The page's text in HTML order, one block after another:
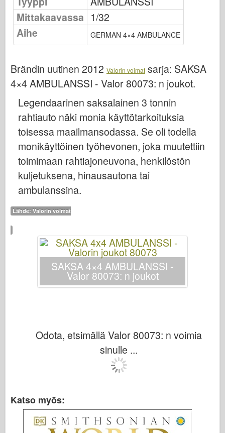
Osprey-julkaisu
Laivueen signaali
Tankpower
Waffen-Arsenal
Wydawnictwo Militaria
Maquettes
Academy
Ace Mallit
AFV-klubi
Airfix-korjaus
Ilmavoimat
Musta koira
Kyberharrastus
Dnepromodel
Valorin voimat
HobbyBoss-ylle
IBG-mallit
Mittakaavassa 1/32
Aihe
GERMAN 4×4 AMBULANCE
Brändin uutinen 2012 Valorin voimat sarja: SAKSA
4×4 AMBULANSSI - Valor 80073: n joukot.
Legendaarinen saksalainen 3 tonnin
rahtiauto näki monia käyttötarkoituksia
toisessa maailmansodassa. Se oli todella
monikäyttöinen työhevonen, joka muutettiin
toimimaan rahtiajoneuvona, henkilöstön
kuljetuksena, hinausautona tai
ambulanssina.
Lähde: Valorin voimat
SAKSA 4×4 AMBULANSSI -
Valor 80073: n joukot
Odota, etsimällä Valor 80073: n voimia
sinulle ...
Katso myös: